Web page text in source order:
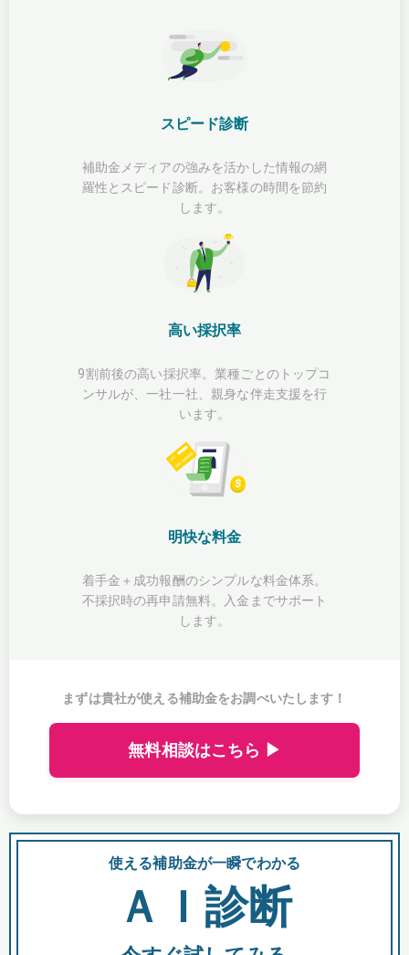
スピード診断
補助金メディアの強みを活かした情報の網
羅性とスピード診断。お客様の時間を節約
します。
高い採択率
9割前後の高い採択率。業種ごとのトップコ
ンサルが、一社一社、親身な伴走支援を行
います。
明快な料金
着手金＋成功報酬のシンプルな料金体系。
不採択時の再申請無料。入金までサポート
します。
まずは貴社が使える補助金をお調べいたします！
無料相談はこちら ▶
使える補助金が一瞬でわかる
ＡＩ診断